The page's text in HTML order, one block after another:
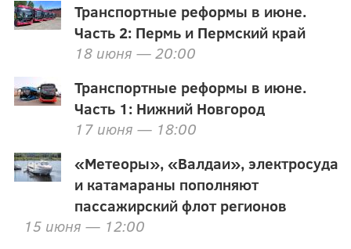
Транспортные реформы в июне.
Часть 2: Пермь и Пермский край
18 июня — 20:00
Транспортные реформы в июне.
Часть 1: Нижний Новгород
17 июня — 18:00
«Метеоры», «Валдаи», электросуда
и катамараны пополняют
пассажирский флот регионов
15 июня — 12:00